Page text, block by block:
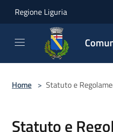
Regione Liguria
Home > Statuto e
Statuto e